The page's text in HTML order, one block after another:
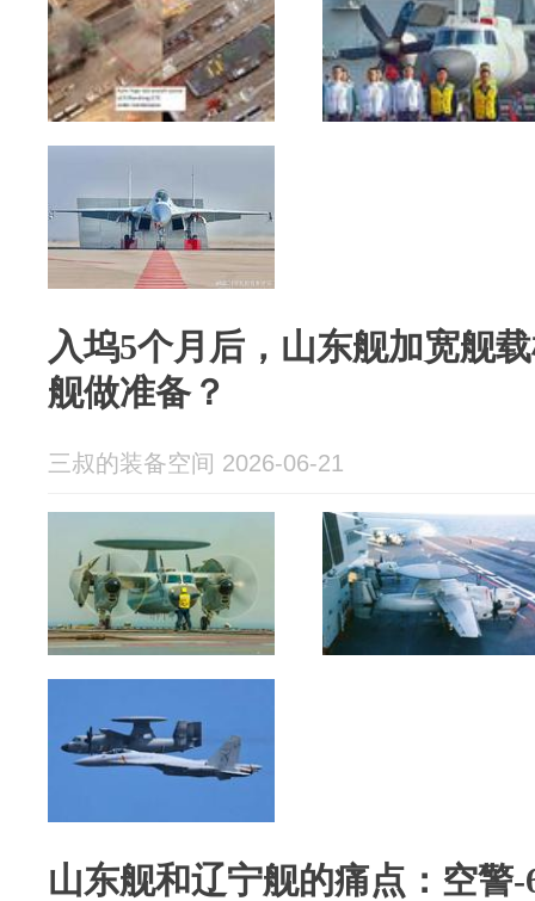
入坞5个月后，山东舰加宽舰
舰做准备？
三叔的装备空间 2026-06-21
山东舰和辽宁舰的痛点：空警